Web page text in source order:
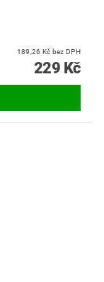
189,26 Kč bez DPH
229 Kč